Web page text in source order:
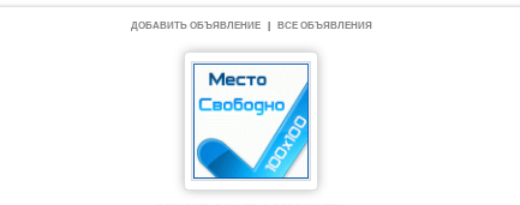
ДОБАВИТЬ ОБЪЯВЛЕНИЕ ВСЕ ОБЪЯВЛЕНИЯ